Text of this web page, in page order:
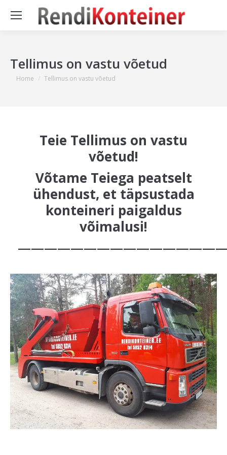
Tellimus on vastu võetud
You are here:
Home Tellimus on vastu võetud
Teie Tellimus on vastu
võetud!
Võtame Teiega peatselt
ühendust, et täpsustada
konteineri paigaldus
võimalusi!